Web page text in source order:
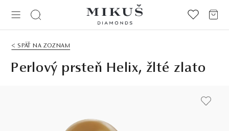
< SPÄŤ NA ZOZNAM
Perlový prsteň Helix, žlté zlato